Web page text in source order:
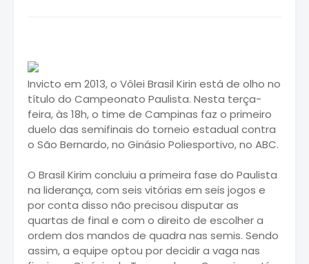
Invicto em 2013, o Vôlei Brasil Kirin está de olho no
título do Campeonato Paulista. Nesta terça-
feira, às 18h, o time de Campinas faz o primeiro
duelo das semifinais do torneio estadual contra
o São Bernardo, no Ginásio Poliesportivo, no ABC.
O Brasil Kirim concluiu a primeira fase do Paulista
na liderança, com seis vitórias em seis jogos e
por conta disso não precisou disputar as
quartas de final e com o direito de escolher a
ordem dos mandos de quadra nas semis. Sendo
assim, a equipe optou por decidir a vaga nas